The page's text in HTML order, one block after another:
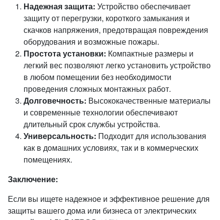
Надежная защита: Устройство обеспечивает
защиту от перегрузки, короткого замыкания и
скачков напряжения, предотвращая повреждения
оборудования и возможные пожары.
Простота установки: Компактные размеры и
легкий вес позволяют легко установить устройство
в любом помещении без необходимости
проведения сложных монтажных работ.
Долговечность: Высококачественные материалы
и современные технологии обеспечивают
длительный срок службы устройства.
Универсальность: Подходит для использования
как в домашних условиях, так и в коммерческих
помещениях.
Заключение:
Если вы ищете надежное и эффективное решение для
защиты вашего дома или бизнеса от электрических